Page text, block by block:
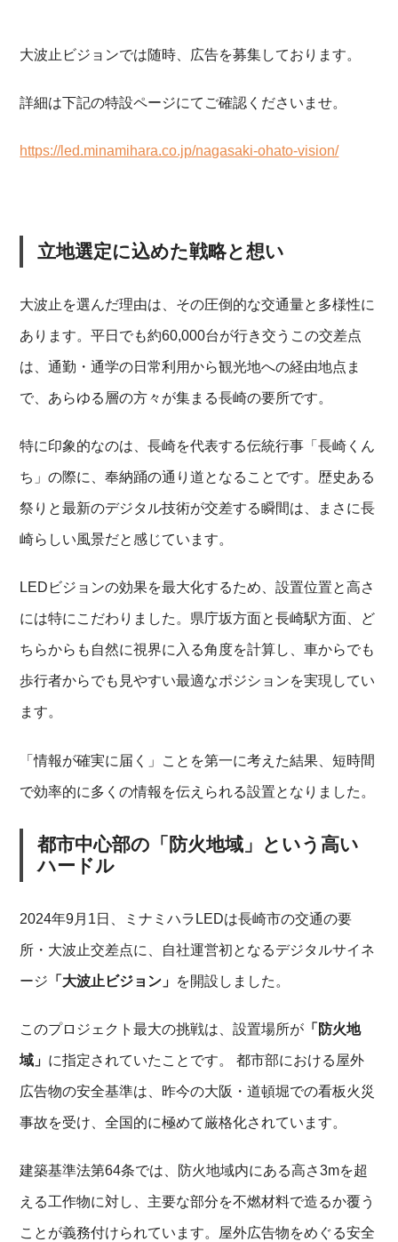
大波止ビジョンでは随時、広告を募集しております。
詳細は下記の特設ページにてご確認くださいませ。
https://led.minamihara.co.jp/nagasaki-ohato-vision/
立地選定に込めた戦略と想い
大波止を選んだ理由は、その圧倒的な交通量と多様性に
あります。平日でも約60,000台が行き交うこの交差点
は、通勤・通学の日常利用から観光地への経由地点ま
で、あらゆる層の方々が集まる長崎の要所です。
特に印象的なのは、長崎を代表する伝統行事「長崎くん
ち」の際に、奉納踊の通り道となることです。歴史ある
祭りと最新のデジタル技術が交差する瞬間は、まさに長
崎らしい風景だと感じています。
LEDビジョンの効果を最大化するため、設置位置と高さ
には特にこだわりました。県庁坂方面と長崎駅方面、ど
ちらからも自然に視界に入る角度を計算し、車からでも
歩行者からでも見やすい最適なポジションを実現してい
ます。
「情報が確実に届く」ことを第一に考えた結果、短時間
で効率的に多くの情報を伝えられる設置となりました。
都市中心部の「防火地域」という高い
ハードル
2024年9月1日、ミナミハラLEDは長崎市の交通の要
所・大波止交差点に、自社運営初となるデジタルサイネ
ージ 「大波止ビジョン」 を開設しました。
このプロジェクト最大の挑戦は、設置場所が 「防火地
域」 に指定されていたことです。 都市部における屋外
広告物の安全基準は、昨今の大阪・道頓堀での看板火災
事故を受け、全国的に極めて厳格化されています。
建築基準法第64条では、防火地域内にある高さ3mを超
える工作物に対し、主要な部分を不燃材料で造るか覆う
ことが義務付けられています。屋外広告物をめぐる安全